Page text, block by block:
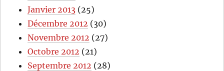
Janvier 2013 (25)
Décembre 2012 (30)
Novembre 2012 (27)
Octobre 2012 (21)
Septembre 2012 (28)